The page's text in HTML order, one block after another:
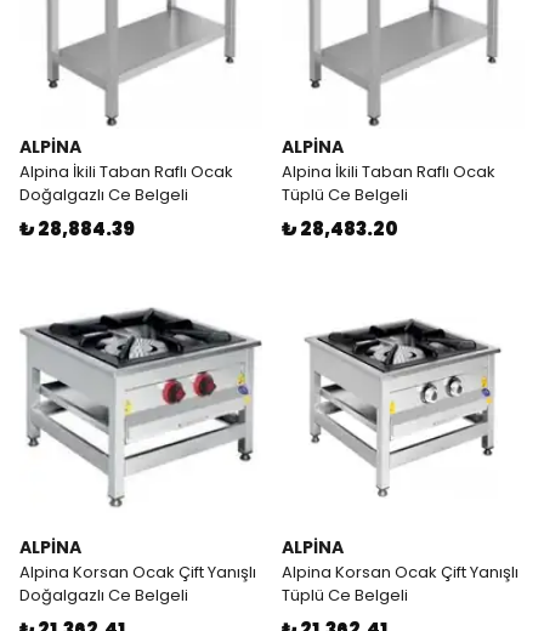
ALPİNA
Alpina İkili Taban Raflı Ocak
Doğalgazlı Ce Belgeli
₺ 28,884.39
ALPİNA
Alpina İkili Taban Raflı Ocak
Tüplü Ce Belgeli
₺ 28,483.20
ALPİNA
Alpina Korsan Ocak Çift Yanışlı
Doğalgazlı Ce Belgeli
ALPİNA
Alpina Korsan Ocak Çift Yanışlı
Tüplü Ce Belgeli